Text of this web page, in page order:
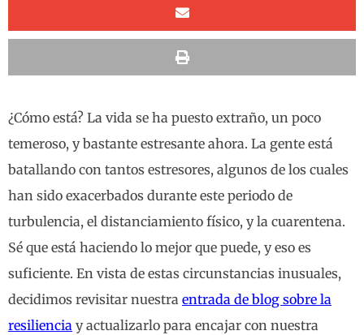
¿Cómo está? La vida se ha puesto extraño, un poco
temeroso, y bastante estresante ahora. La gente está
batallando con tantos estresores, algunos de los cuales
han sido exacerbados durante este periodo de
turbulencia, el distanciamiento físico, y la cuarentena.
Sé que está haciendo lo mejor que puede, y eso es
suficiente. En vista de estas circunstancias inusuales,
decidimos revisitar nuestra entrada de blog sobre la
resiliencia y actualizarlo para encajar con nuestra